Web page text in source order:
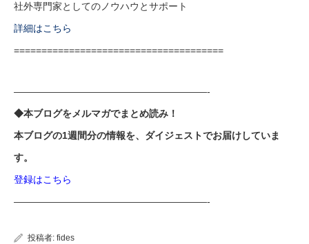
社外専門家としてのノウハウとサポート
詳細はこちら
======================================
————————————————————-
◆本ブログをメルマガでまとめ読み！
本ブログの1週間分の情報を、ダイジェストでお届けしていま
す。
登録はこちら
————————————————————-
投稿者: fides